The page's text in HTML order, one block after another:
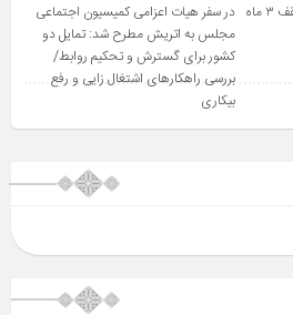
پرداخت حق بیمه رانندگان تا سقف ۳ ماه در سفر هیات اعزامی کمیسیون اجتماعی
مجلس به اتریش مطرح شد: تمایل دو
کشور برای گسترش و تحکیم روابط/
بررسی راهکارهای اشتغال زایی و رفع
بیکاری